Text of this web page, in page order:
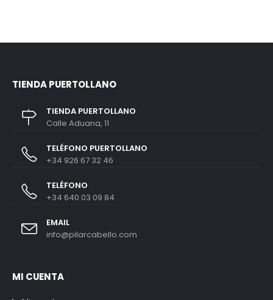
TIENDA PUERTOLLANO
TIENDA PUERTOLLANO
Calle Aduana, 11
TELÉFONO PUERTOLLANO
+34 926 67 32 46
TELÉFONO
+34 640 03 09 84
EMAIL
info@pilarcabello.com
MI CUENTA